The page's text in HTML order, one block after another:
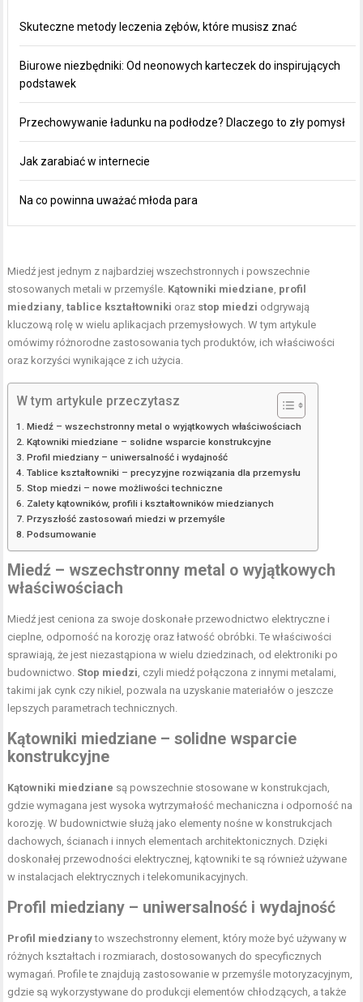
Skuteczne metody leczenia zębów, które musisz znać
Biurowe niezbędniki: Od neonowych karteczek do inspirujących
podstawek
Przechowywanie ładunku na podłodze? Dlaczego to zły pomysł
Jak zarabiać w internecie
Na co powinna uważać młoda para
Miedź jest jednym z najbardziej wszechstronnych i powszechnie
stosowanych metali w przemyśle. Kątowniki miedziane profil
miedziany ,tablice kształtowniki oraz stop miedzi odgrywają
kluczową rolę w wielu aplikacjach przemysłowych. W tym artykule
omówimy różnorodne zastosowania tych produktów, ich właściwości
oraz korzyści wynikające z ich użycia.
W tym artykule przeczytasz
Miedź – wszechstronny metal o wyjątkowych właściwościach
Kątowniki miedziane – solidne wsparcie konstrukcyjne
Profil miedziany – uniwersalność i wydajność
Tablice kształtowniki – precyzyjne rozwiązania dla przemysłu
Stop miedzi – nowe możliwości techniczne
Zalety kątowników, profili i kształtowników miedzianych
Przyszłość zastosowań miedzi w przemyśle
Podsumowanie
Miedź – wszechstronny metal o wyjątkowych
właściwościach
Miedź jest ceniona za swoje doskonałe przewodnictwo elektryczne i
cieplne, odporność na korozję oraz łatwość obróbki. Te właściwości
sprawiają, że jest niezastąpiona w wielu dziedzinach, od elektroniki po
budownictwo. Stop miedzi , czyli miedź połączona z innymi metalami,
takimi jak cynk czy nikiel, pozwala na uzyskanie materiałów o jeszcze
lepszych parametrach technicznych.
Kątowniki miedziane – solidne wsparcie
konstrukcyjne
Kątowniki miedziane są powszechnie stosowane w konstrukcjach,
gdzie wymagana jest wysoka wytrzymałość mechaniczna i odporność na
korozję. W budownictwie służą jako elementy nośne w konstrukcjach
dachowych, ścianach i innych elementach architektonicznych. Dzięki
doskonałej przewodności elektrycznej, kątowniki te są również używane
w instalacjach elektrycznych i telekomunikacyjnych.
Profil miedziany – uniwersalność i wydajność
Profil miedzianyto wszechstronny element, który może być używany w
różnych kształtach i rozmiarach, dostosowanych do specyficznych
wymagań. Profile te znajdują zastosowanie w przemyśle motoryzacyjnym,
gdzie są wykorzystywane do produkcji elementów chłodzących, a także